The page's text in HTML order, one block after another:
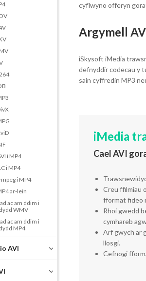
i MP4
i MP4
i MP4
ar-lein
ac am ddim i
WMV
ac am ddim i
MP4
AVI
cyflwyno offeryn
Argymell
iSkysoft iMedia
defnyddir codecau y
sain cyffredin MP3
iMedia
Cael AVI
Creu ffilmiau
fformat fideo
Rhoi gwedd
cymhareb
Arf gwych ar
llosgi.
Cefnogi